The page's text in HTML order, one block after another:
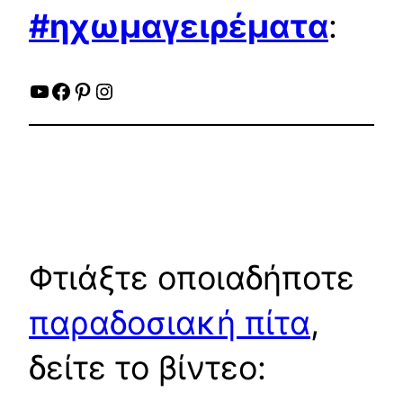
#ηχωμαγειρέματα:
YouTube
Facebook
Pinterest
Instagram
Φτιάξτε οποιαδήποτε
παραδοσιακή πίτα,
δείτε το βίντεο: